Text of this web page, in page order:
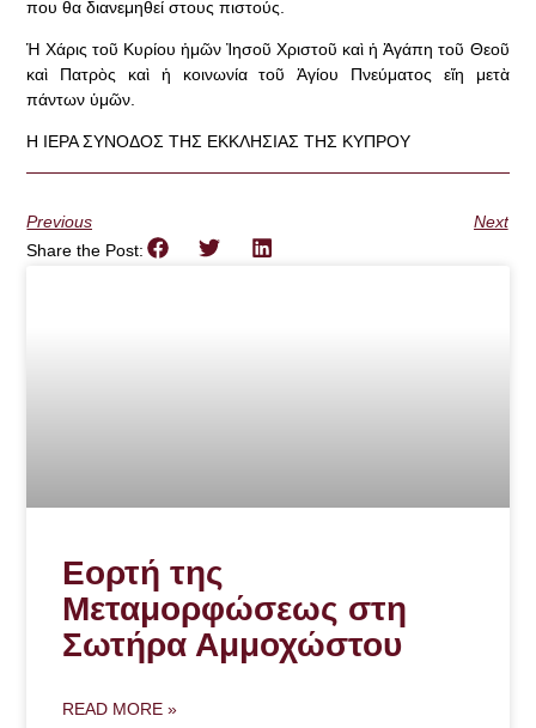
που θα διανεμηθεί στους πιστούς.
Ἡ Χάρις τοῦ Κυρίου ἡμῶν Ἰησοῦ Χριστοῦ καὶ ἡ Ἀγάπη τοῦ Θεοῦ
καὶ Πατρὸς καὶ ἡ κοινωνία τοῦ Ἁγίου Πνεύματος εἴη μετὰ
πάντων ὑμῶν.
Η ΙΕΡΑ ΣΥΝΟΔΟΣ ΤΗΣ ΕΚΚΛΗΣΙΑΣ ΤΗΣ ΚΥΠΡΟΥ
Previous
Next
Share the Post:
Εορτή της
Μεταμορφώσεως στη
Σωτήρα Αμμοχώστου
READ MORE »